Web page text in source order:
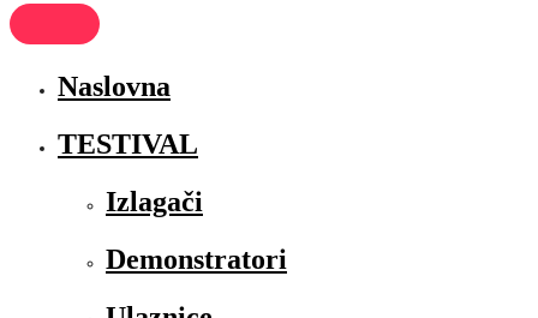
Naslovna
TESTIVAL
Izlagači
Demonstratori